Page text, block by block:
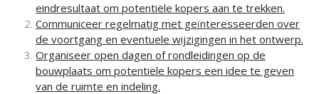
eindresultaat om potentiële kopers aan te trekken.
Communiceer regelmatig met geïnteresseerden over
de voortgang en eventuele wijzigingen in het ontwerp.
Organiseer open dagen of rondleidingen op de
bouwplaats om potentiële kopers een idee te geven
van de ruimte en indeling.